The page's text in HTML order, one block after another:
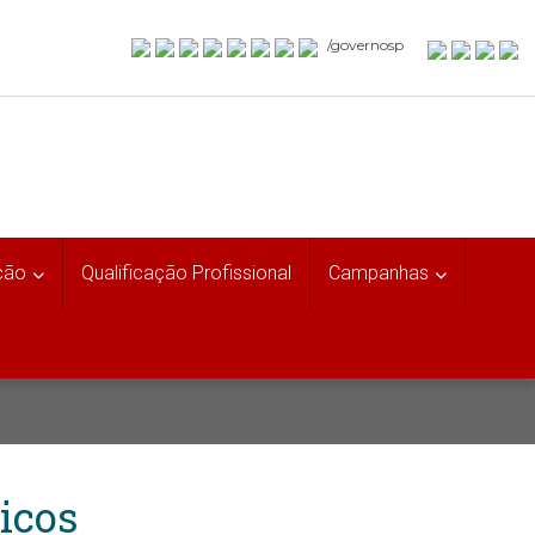
/governosp
Qualificação Profissional Campanhas